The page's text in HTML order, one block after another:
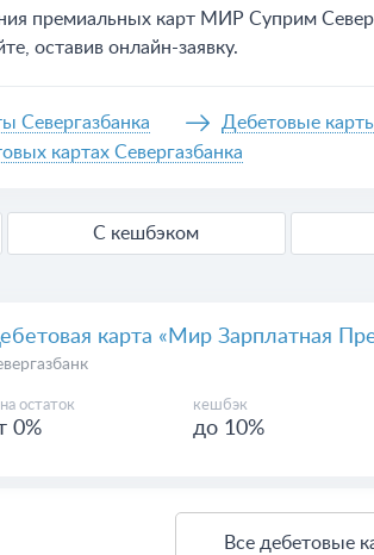
премиальных карт МИР Суприм
оставив онлайн-заявку.
Севергазбанка
Дебетовые
картах Севергазбанка
С кешбэком
карта «Мир Зарплатная
остаток
0%
кешбэк
до 10%
Все дебетовые